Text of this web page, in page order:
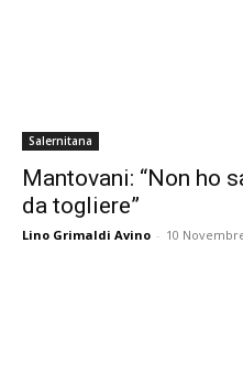
Salernitana
Mantovani: “Non ho
da togliere”
Lino Grimaldi Avino - 10